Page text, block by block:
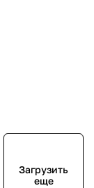
Загрузить
еще